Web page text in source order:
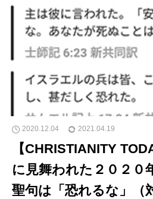
2020.12.04 2021.04.19
【CHRISTIANITY
に見舞われた２０２０
聖句は「恐れるな」（